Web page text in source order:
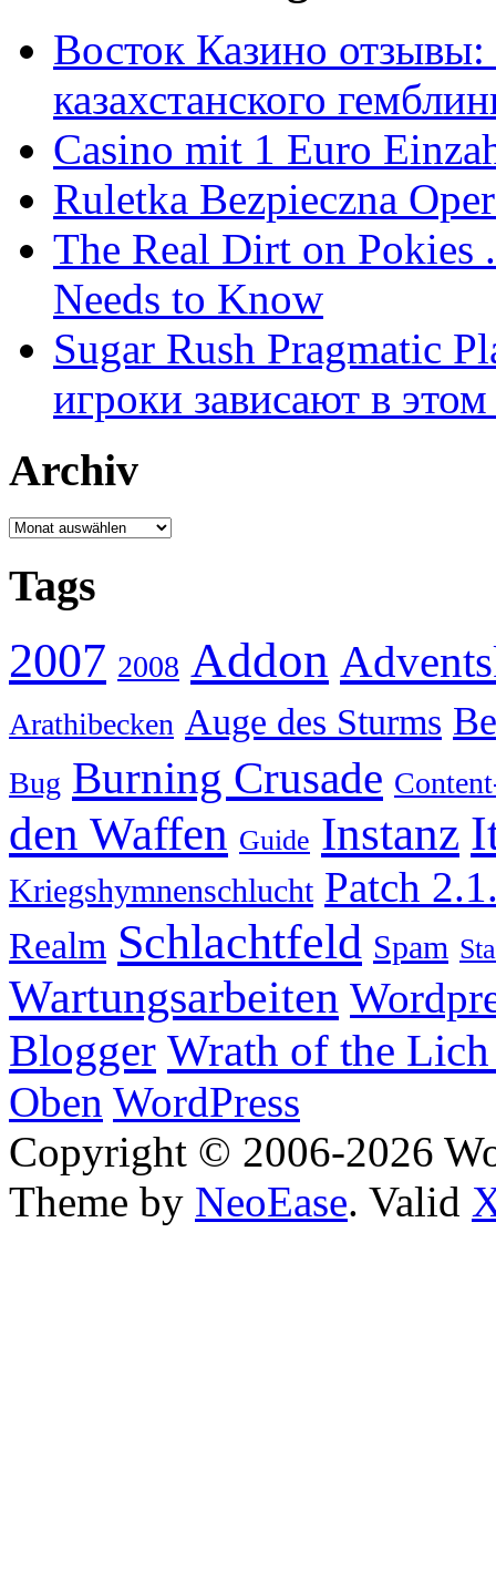
Восток Казино отзывы:
казахстанского
Casino mit 1 Euro
Ruletka Bezpieczna
The Real Dirt on Pokies
Needs to Know
Sugar Rush Pragmatic
игроки зависают в этом
Archiv
Archiv
Tags
2007 2008 Addon
Arathibecken Auge des Sturms
Bug Burning Crusade
den Waffen Guide Instanz
Kriegshymnenschlucht Patch
Realm Schlachtfeld Spam
Wartungsarbeiten
Blogger Wrath of the
Oben WordPress
Copyright © 2006-2026
Theme by NeoEase. Valid